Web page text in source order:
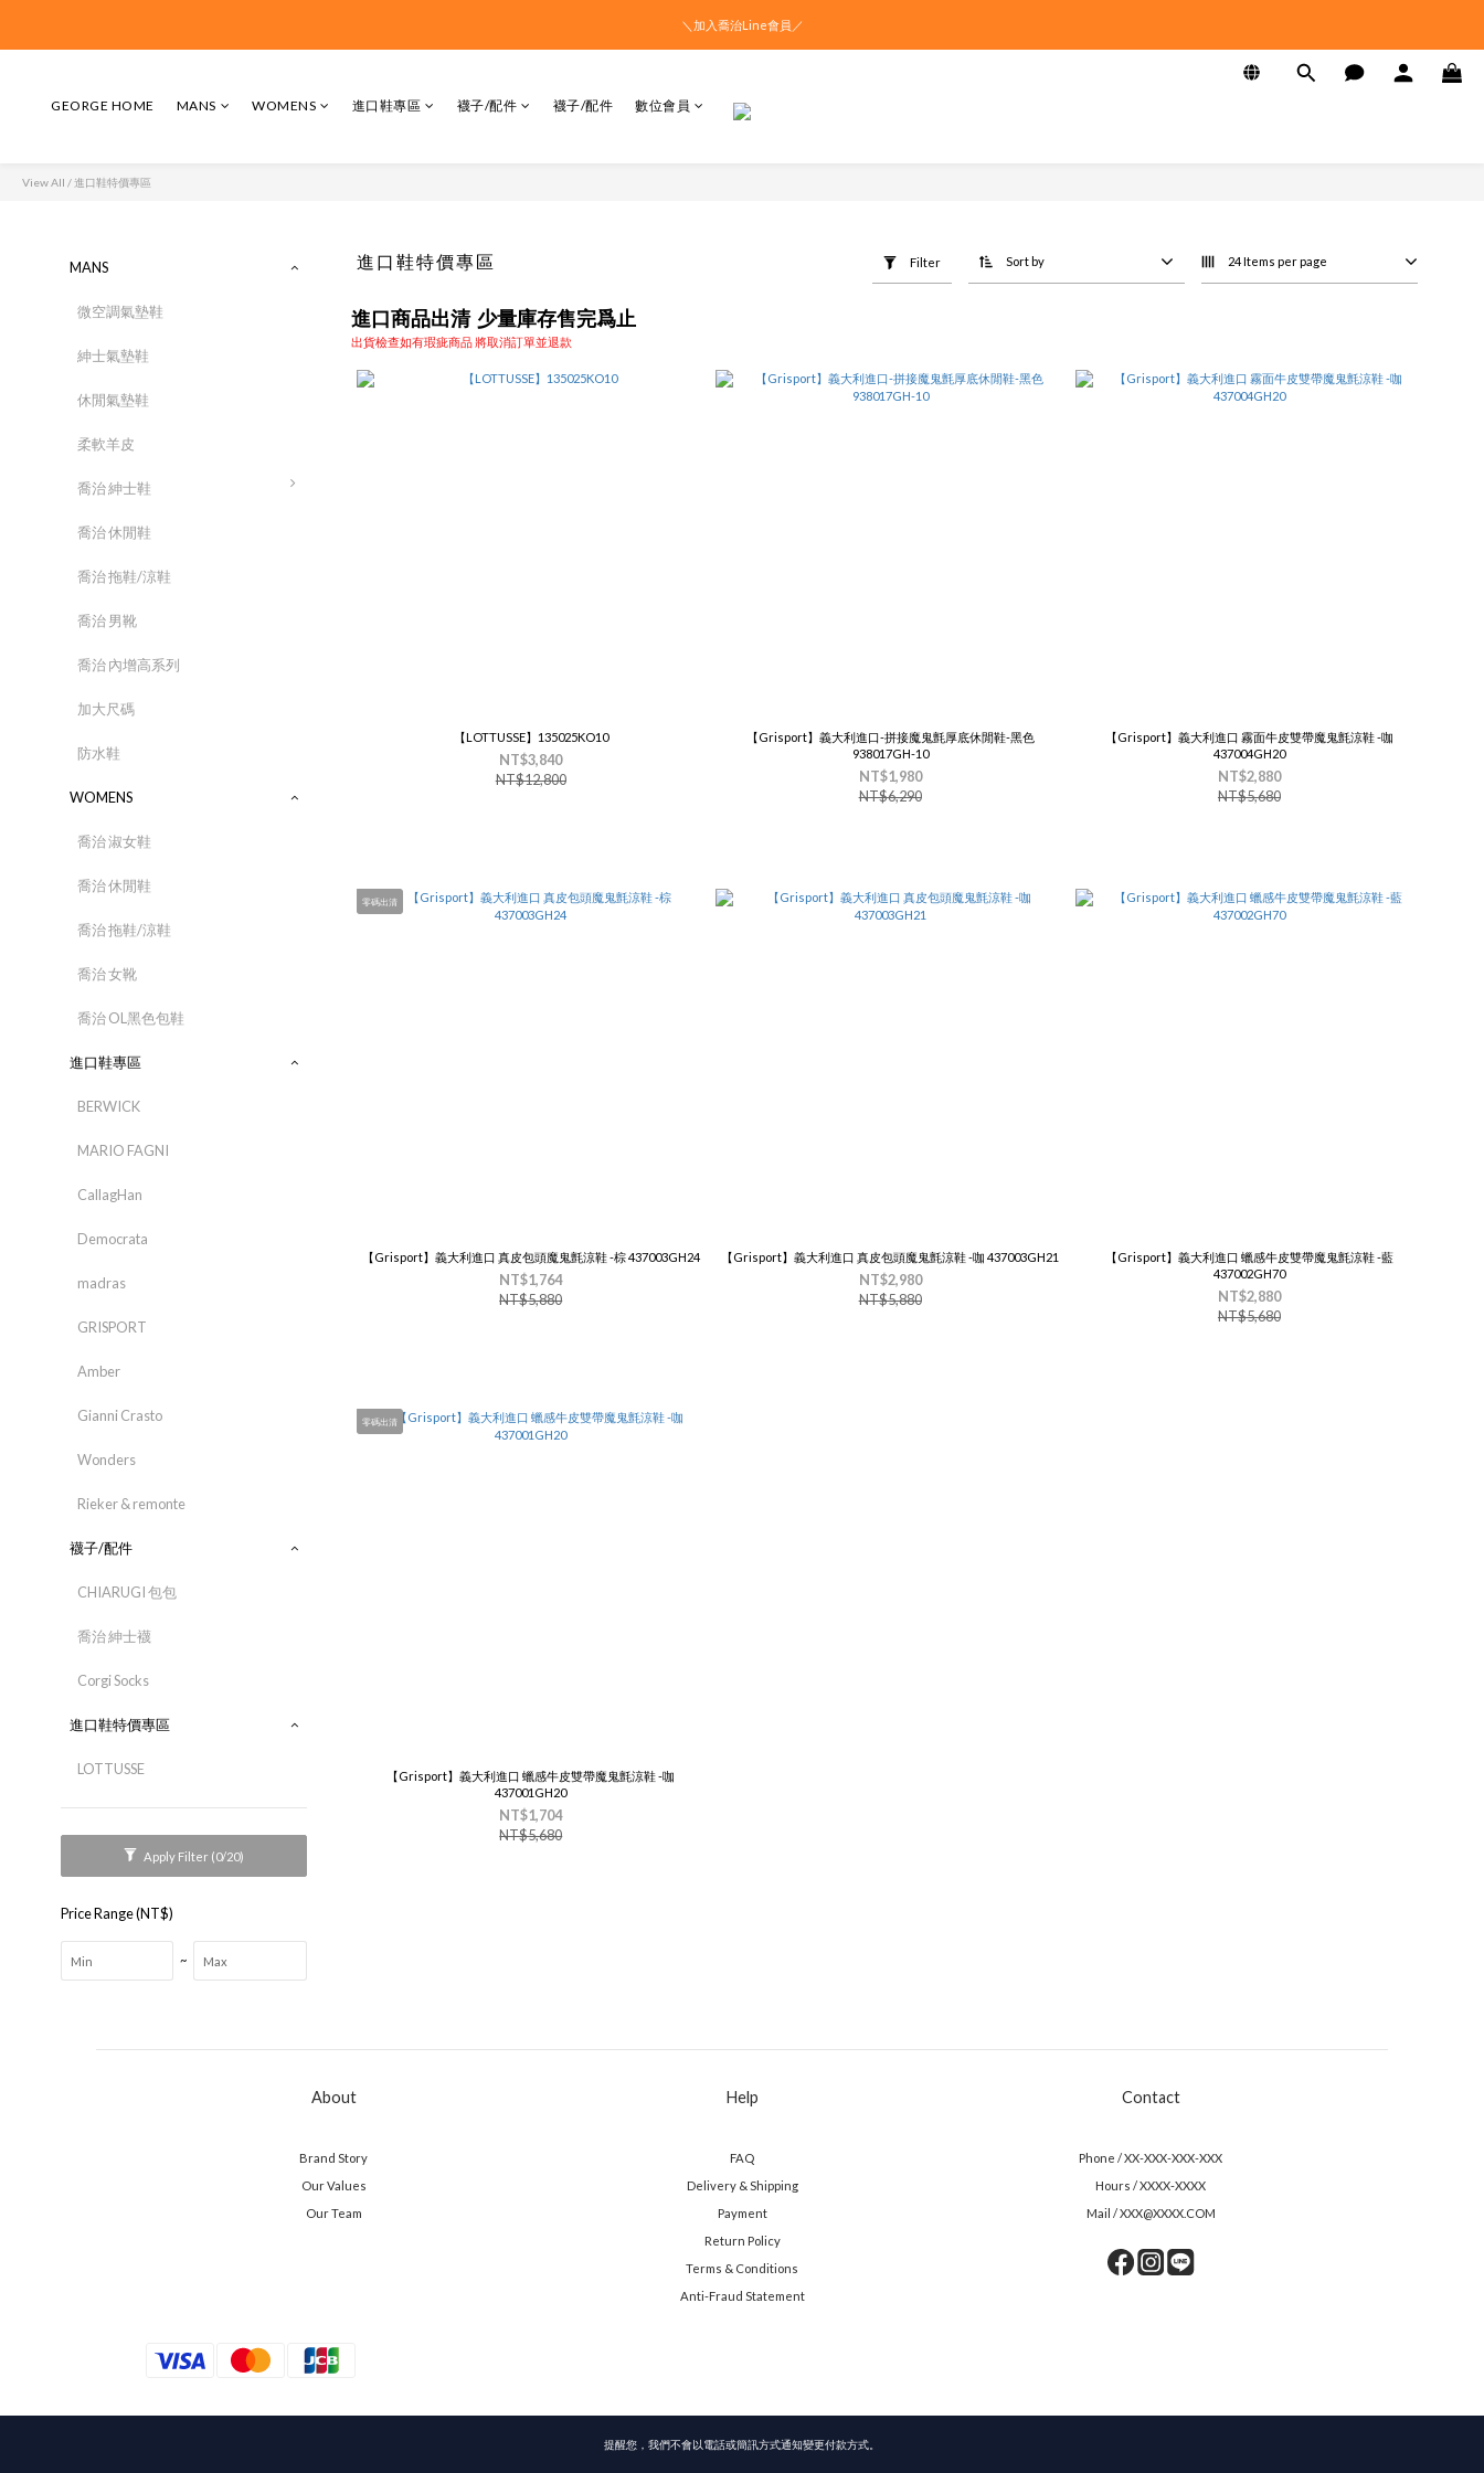
＼加入喬治Line會員／
GEORGE HOME MANS WOMENS 進口鞋專區 襪子/配件 襪子/配件 數位會員
View All /進口鞋特價專區
MANS
微空調氣墊鞋
紳士氣墊鞋
休閒氣墊鞋
柔軟羊皮
喬治 紳士鞋
喬治 休閒鞋
喬治 拖鞋/涼鞋
喬治 男靴
喬治 內增高系列
加大尺碼
防水鞋
WOMENS
喬治 淑女鞋
喬治 休閒鞋
喬治 拖鞋/涼鞋
喬治 女靴
喬治 OL黑色包鞋
進口鞋專區
BERWICK
MARIO FAGNI
CallagHan
Democrata
madras
GRISPORT
Amber
Gianni Crasto
Wonders
Rieker & remonte
襪子/配件
CHIARUGI 包包
喬治 紳士襪
Corgi Socks
進口鞋特價專區
LOTTUSSE
Apply Filter (0/20)
Price Range (NT$)
~
進口鞋特價專區 Filter Sort by 24 Items per page
進口商品出清 少量庫存售完爲止
出貨檢查如有瑕疵商品 將取消訂單並退款
【LOTTUSSE】135025KO10
NT$3,840
NT$12,800
【Grisport】義大利進口-拼接魔鬼氈厚底休閒鞋-黑色
938017GH-10
NT$1,980
NT$6,290
【Grisport】義大利進口 霧面牛皮雙帶魔鬼氈涼鞋 -咖
437004GH20
NT$2,880
NT$5,680
零碼出清
【Grisport】義大利進口 真皮包頭魔鬼氈涼鞋 -棕 437003GH24
NT$1,764
NT$5,880
【Grisport】義大利進口 真皮包頭魔鬼氈涼鞋 -咖 437003GH21
NT$2,980
NT$5,880
【Grisport】義大利進口 蠟感牛皮雙帶魔鬼氈涼鞋 -藍
437002GH70
NT$2,880
NT$5,680
零碼出清
【Grisport】義大利進口 蠟感牛皮雙帶魔鬼氈涼鞋 -咖
437001GH20
NT$1,704
NT$5,680
About
Brand Story
Our Values
Our Team
Help
FAQ
Delivery & Shipping
Payment
Return Policy
Terms & Conditions
Anti-Fraud Statement
Contact
Phone / XX-XXX-XXX-XXX
Hours / XXXX-XXXX
Mail / XXX@XXXX.COM
提醒您，我們不會以電話或簡訊方式通知變更付款方式。